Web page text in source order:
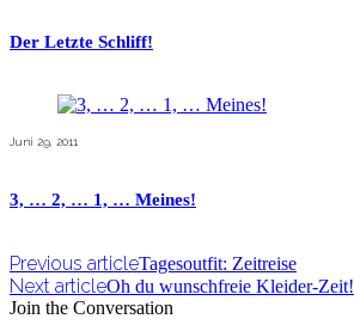
Der Letzte Schliff!
Juni 29, 2011
3, … 2, … 1, … Meines!
Previous articleTagesoutfit: Zeitreise
Next articleOh du wunschfreie Kleider-Zeit!
Join the Conversation